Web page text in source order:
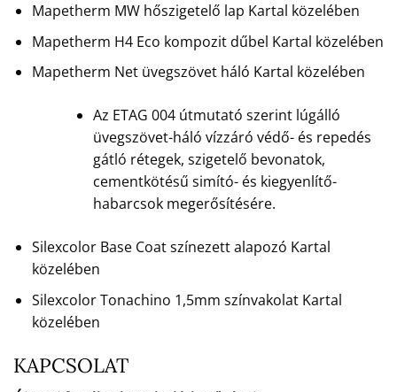
Mapetherm MW hőszigetelő lap Kartal közelében
Mapetherm H4 Eco kompozit dűbel Kartal közelében
Mapetherm Net üvegszövet háló Kartal közelében
Az ETAG 004 útmutató szerint lúgálló
üvegszövet-háló vízzáró védő- és repedés
gátló rétegek, szigetelő bevonatok,
cementkötésű simító- és kiegyenlítő-
habarcsok megerősítésére.
Silexcolor Base Coat színezett alapozó Kartal
közelében
Silexcolor Tonachino 1,5mm színvakolat Kartal
közelében
KAPCSOLAT